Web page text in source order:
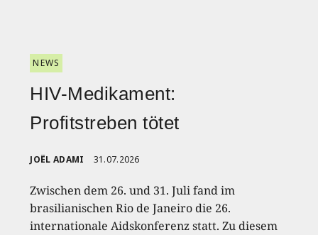
NEWS
HIV-Medikament:
Profitstreben tötet
JOËL ADAMI 31.07.2026
Zwischen dem 26. und 31. Juli fand im
brasilianischen Rio de Janeiro die 26.
internationale Aidskonferenz statt. Zu diesem